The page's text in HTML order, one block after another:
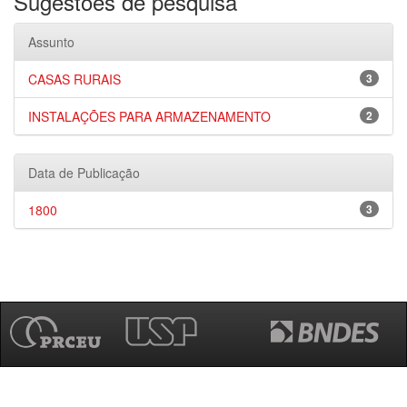
Assunto
3
CASAS RURAIS
2
INSTALAÇÕES PARA ARMAZENAMENTO
Data de Publicação
3
1800